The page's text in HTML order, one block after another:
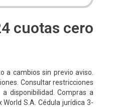
cuotas cero
a cambios sin previo aviso.
Consultar restricciones
disponibilidad. Compras a
S.A. Cédula jurídica 3-